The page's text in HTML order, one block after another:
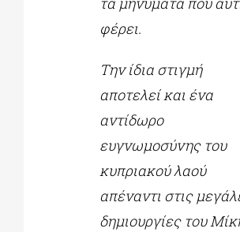
φέρει.
Την ίδια στιγμή
αποτελεί και ένα
αντίδωρο
ευγνωμοσύνης του
κυπριακού λαού
απέναντι στις
δημιουργίες του